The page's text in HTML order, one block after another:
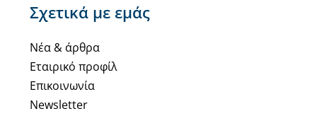
Σχετικά με εμάς
Νέα & άρθρα
Εταιρικό προφίλ
Επικοινωνία
Newsletter